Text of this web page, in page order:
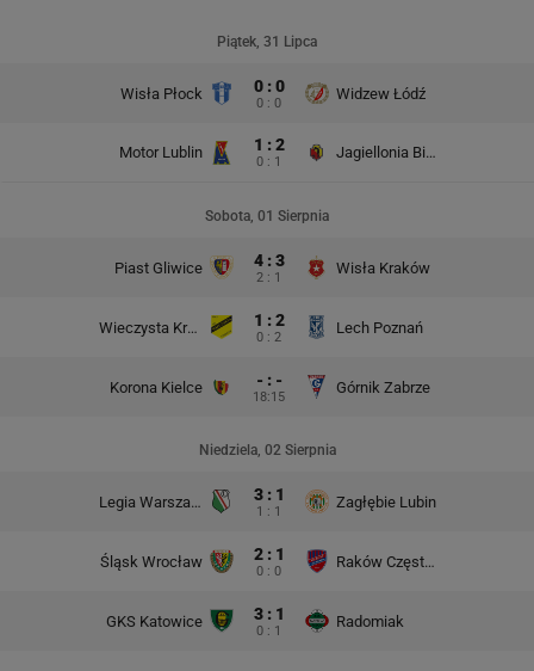
Piątek, 31 Lipca
Wisła Płock 0 : 0
0 : 0
Widzew Łódź
Motor Lublin 1 : 2
0 : 1
Jagiellonia Białystok
Sobota, 01 Sierpnia
Piast Gliwice 4 : 3
2 : 1
Wisła Kraków
Wieczysta Kraków 1 : 2
0 : 2
Lech Poznań
Korona Kielce - : -
18:15
Górnik Zabrze
Niedziela, 02 Sierpnia
Legia Warszawa 3 : 1
1 : 1
Zagłębie Lubin
Śląsk Wrocław 2 : 1
0 : 0
Raków Częstochowa
GKS Katowice 3 : 1
0 : 1
Radomiak